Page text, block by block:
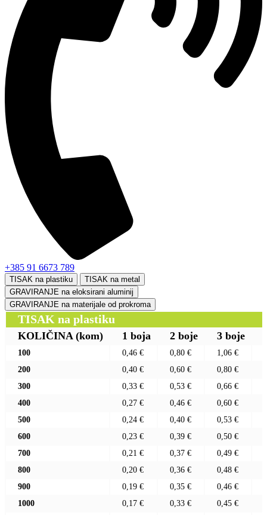
+385 91 6673 789
TISAK na plastiku
TISAK na metal
GRAVIRANJE na eloksirani aluminij
GRAVIRANJE na materijale od prokroma
TISAK na plastiku
KOLIČINA (kom) 1 boja 2 boje 3 boje
100 0,46 € 0,80 € 1,06 €
200
0,40 € 0,60 € 0,80 €
300
0,33 € 0,53 € 0,66 €
400
0,27 € 0,46 € 0,60 €
500
0,24 € 0,40 € 0,53 €
600
0,23 € 0,39 € 0,50 €
700
0,21 € 0,37 € 0,49 €
800
0,20 € 0,36 € 0,48 €
900
0,19 € 0,35 € 0,46 €
1000
0,17 € 0,33 € 0,45 €